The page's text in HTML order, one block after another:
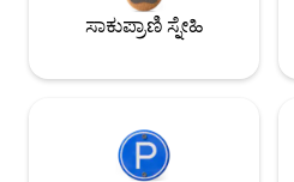
ಸಾಕುಪ್ರಾಣಿ ಸ್ನೇಹಿ